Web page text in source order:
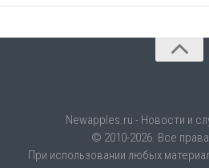
Newapples.ru - Новости и
© 2010-2026. Все
При использовании любых